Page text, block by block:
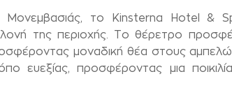
Μονεμβασιάς, το Kinsterna Hotel &
της περιοχής. Το θέρετρο
μοναδική θέα στους
ευεξίας, προσφέροντας μια